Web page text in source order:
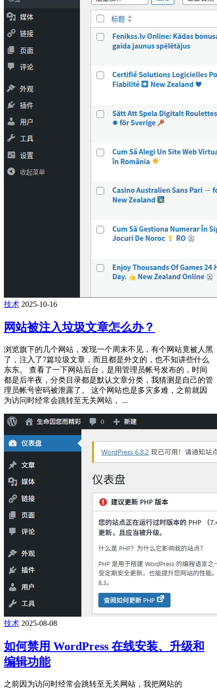
技术 2025-10-16
网站被注入垃圾文章怎么办？
浏览旗下的几个网站，发现一个周末不见，有个网站竟被人黑
了，注入了7篇垃圾文章，而且都是外文的，也不知讲些什么
东东。 查看了一下网站后台，是用管理员帐号发布的，时间
都是后半夜，分类目录都是默认文章分类，我猜测是自己的管
理员帐号密码被泄露了。 这个网站也是多灾多难，之前就因
为访问时经常会跳转至无关网站， ...
技术 2025-08-08
如何禁用 WordPress 在线安装、升级和
编辑功能
之前因为访问时经常会跳转至无关网站，我把网站的